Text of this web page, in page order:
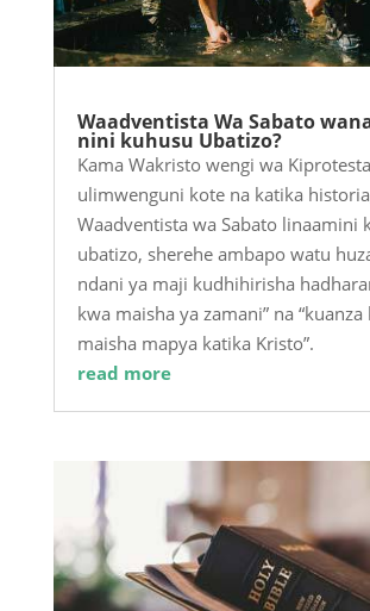
Waadventista Wa Sabato
nini kuhusu Ubatizo?
Kama Wakristo wengi wa
ulimwenguni kote na katika
Waadventista wa Sabato linaamini
ubatizo, sherehe ambapo watu
ndani ya maji kudhihirisha
kwa maisha ya zamani” na “kuanza
maisha mapya katika Kristo”.
read more